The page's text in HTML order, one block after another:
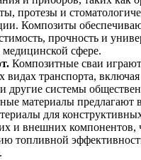
протезы и
Композиты
прочность и
медицинской сфере.
Композитные сваи
видах транспорта,
другие системы
материалы предлагают
для
и внешних компонентов,
топливной